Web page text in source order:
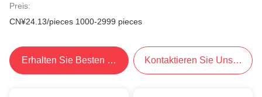
Preis:
CN¥24.13/pieces 1000-2999 pieces
Erhalten Sie Besten Preis Kontaktieren Sie Uns Jetzt